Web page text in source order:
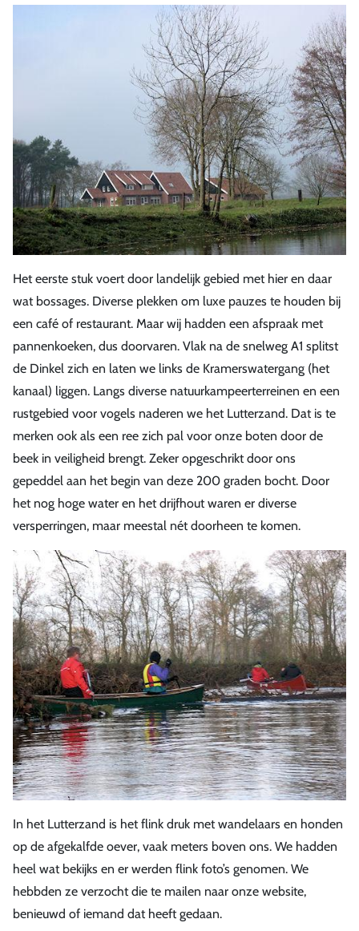
Het eerste stuk voert door landelijk gebied met hier en daar
wat bossages. Diverse plekken om luxe pauzes te houden bij
een café of restaurant. Maar wij hadden een afspraak met
pannenkoeken, dus doorvaren. Vlak na de snelweg A1 splitst
de Dinkel zich en laten we links de Kramerswatergang (het
kanaal) liggen. Langs diverse natuurkampeerterreinen en een
rustgebied voor vogels naderen we het Lutterzand. Dat is te
merken ook als een ree zich pal voor onze boten door de
beek in veiligheid brengt. Zeker opgeschrikt door ons
gepeddel aan het begin van deze 200 graden bocht. Door
het nog hoge water en het drijfhout waren er diverse
versperringen, maar meestal nét doorheen te komen.
In het Lutterzand is het flink druk met wandelaars en honden
op de afgekalfde oever, vaak meters boven ons. We hadden
heel wat bekijks en er werden flink foto’s genomen. We
hebbden ze verzocht die te mailen naar onze website,
benieuwd of iemand dat heeft gedaan.